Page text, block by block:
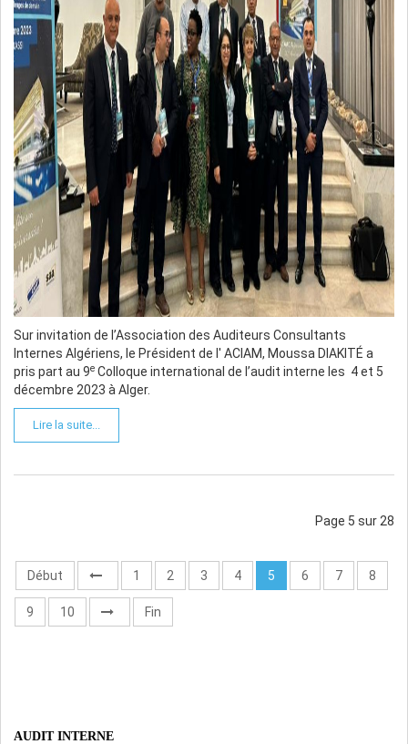
Sur invitation de l’Association des Auditeurs Consultants
Internes Algériens, le Président de l' ACIAM, Moussa DIAKITÉ a
pris part au 9e Colloque international de l’audit interne les 4 et 5
décembre 2023 à Alger.
Lire la suite...
Page 5 sur 28
Début 1 2 3 4 5 6 7 8
9 10 Fin
AUDIT INTERNE